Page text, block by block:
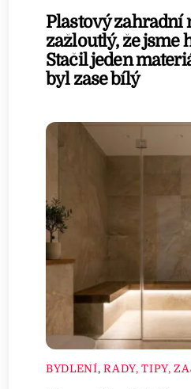
Plastový zahradní
zažloutlý, že jsme
Stačil jeden
byl zase bílý
BYDLENÍ,RADY, TIPY,